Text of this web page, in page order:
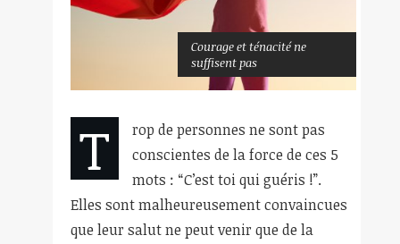
Courage et ténacité ne
suffisent pas
T
rop de personnes ne sont pas
conscientes de la force de ces 5
mots : “C’est toi qui guéris !”.
Elles sont malheureusement convaincues
que leur salut ne peut venir que de la